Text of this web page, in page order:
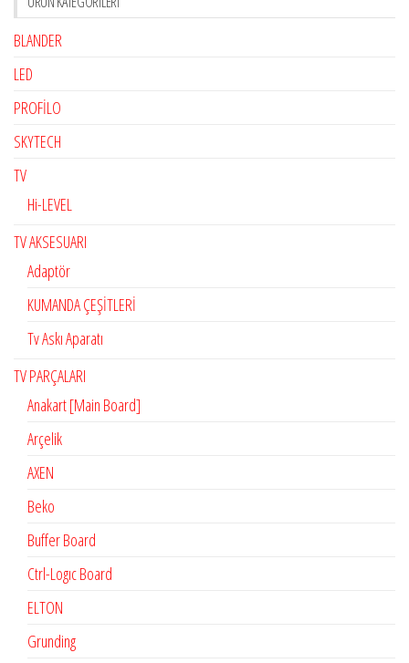
BLANDER
LED
PROFİLO
SKYTECH
TV
Hi-LEVEL
TV AKSESUARI
Adaptör
KUMANDA ÇEŞİTLERİ
Tv Askı Aparatı
TV PARÇALARI
Anakart [Main Board]
Arçelik
AXEN
Beko
Buffer Board
Ctrl-Logıc Board
ELTON
Grunding